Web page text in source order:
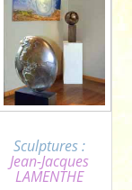
Sculptures :
Jean-Jacques
LAMENTHE